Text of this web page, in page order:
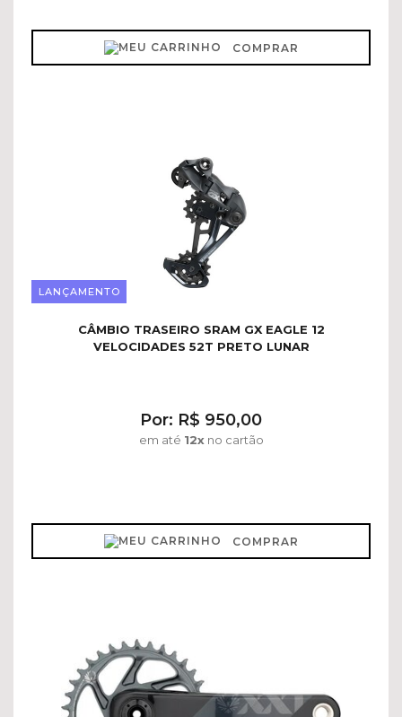
COMPRAR
LANÇAMENTO
CÂMBIO TRASEIRO SRAM GX EAGLE 12
VELOCIDADES 52T PRETO LUNAR
Por: R$ 950,00
em até 12xno cartão
COMPRAR